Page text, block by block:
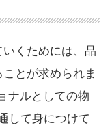
くためには、品
とが求められま
ナルとしての物
して身につけて